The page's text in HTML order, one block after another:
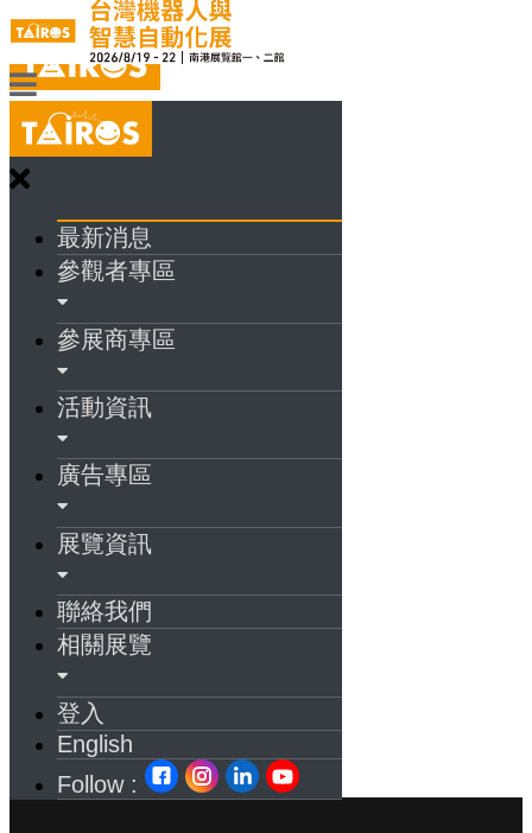
最新消息
參觀者專區
參展商專區
活動資訊
廣告專區
展覽資訊
聯絡我們
相關展覽
登入
English
Follow :